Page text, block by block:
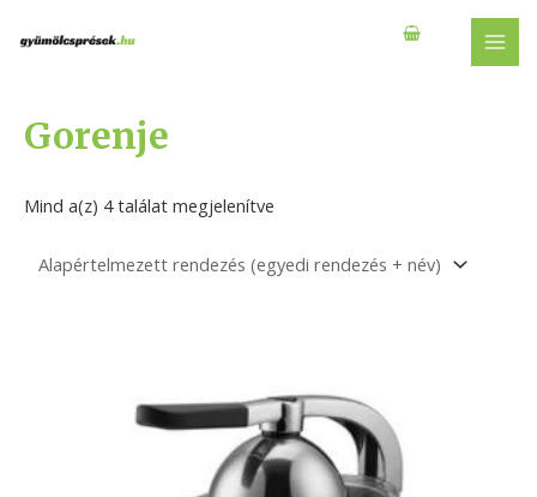
Gorenje
Mind a(z) 4 találat megjelenítve